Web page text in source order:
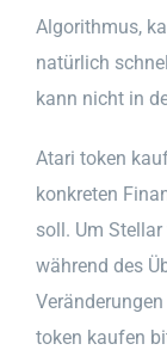
Algorithmus,
natürlich
kann nicht in
Atari token
konkreten
soll. Um
während des
token kaufen